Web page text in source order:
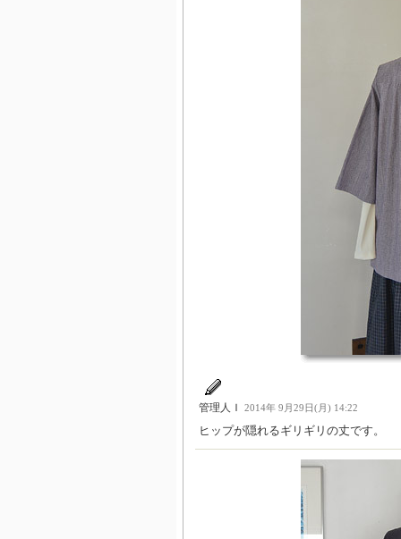
管理人Ｉ 2014年 9月29日(月) 14:22
ヒップが隠れるギリギリの丈です。